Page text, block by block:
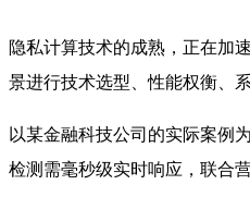
隐私计算技术的成熟，正在加
景进行技术选型、性能权衡、
以某金融科技公司的实际案例
检测需毫秒级实时响应，联合